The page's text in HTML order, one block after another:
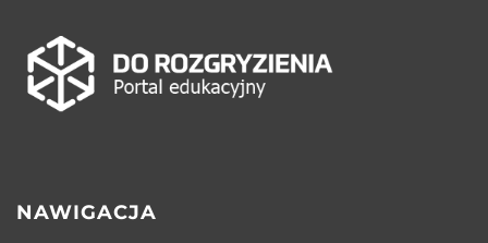
NAWIGACJA